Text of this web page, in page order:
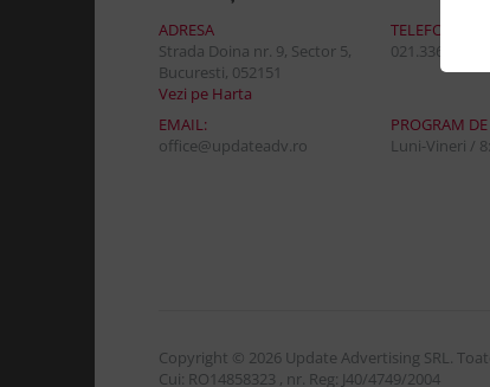
ADRESA
Strada Doina nr. 9, Sector 5,
Bucuresti, 052151
Vezi pe Harta
TELEFON:
021.336.03.32
EMAIL:
office@updateadv.ro
PROGRAM
Luni-Vineri /
Copyright © 2026 Update Advertising SRL.
Cui: RO14858323 , nr. Reg: J40/4749/2004